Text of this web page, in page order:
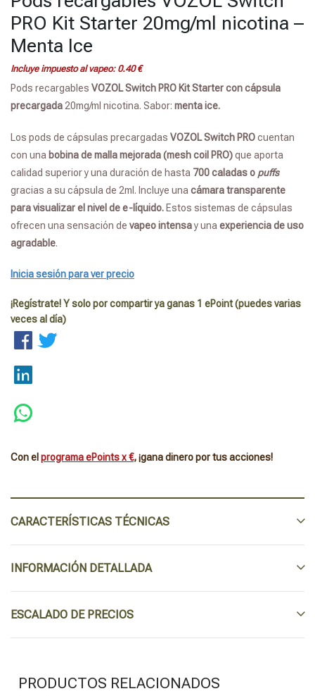
PRO Kit Starter 20mg/ml nicotina –
Menta Ice
Incluye impuesto al vapeo: 0.40€
Pods recargables VOZOL Switch PRO Kit Starter con cápsula
precargada 20mg/ml nicotina. Sabor: menta ice.
Los pods de cápsulas precargadas VOZOLSwitch PROcuentan
con una bobina de malla mejorada (mesh coil PRO)que aporta
calidad superior y una duración de hasta 700 caladas o puffs
gracias a su cápsula de 2ml. Incluye una cámara transparente
para visualizar el nivel de e-líquido. Estos sistemas de cápsulas
ofrecen una sensación de vapeo intensay una experiencia de uso
agradable.
Inicia sesión para ver precio
¡Regístrate! Y solo por compartir ya ganas 1 ePoint (puedes varias
veces al día)
Con el programa ePoints x €, ¡gana dinero por tus acciones!
CARACTERÍSTICAS TÉCNICAS
INFORMACIÓN DETALLADA
ESCALADO DE PRECIOS
PRODUCTOS RELACIONADOS